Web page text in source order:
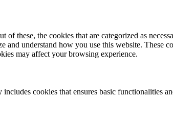
these, the cookies that are categorized as
understand how you use this website.
may affect your browsing experience.
cookies that ensures basic functionalities